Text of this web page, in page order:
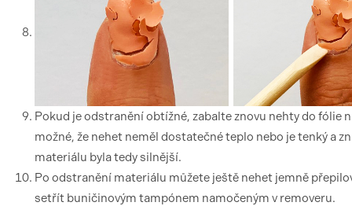
Pokud je odstranění obtížné, zabalte znovu nehty do fólie
možné, že nehet neměl dostatečné teplo nebo je tenký a
materiálu byla tedy silnější.
Po odstranění materiálu můžete ještě nehet jemně
setřít buničinovým tampónem namočeným v removeru.